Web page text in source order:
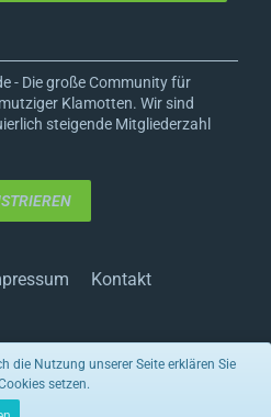
- Die große Community für
Klamotten. Wir sind
steigende Mitgliederzahl
Kontakt
ForoStyle
die Nutzung unserer Seite erklären Sie
setzen.